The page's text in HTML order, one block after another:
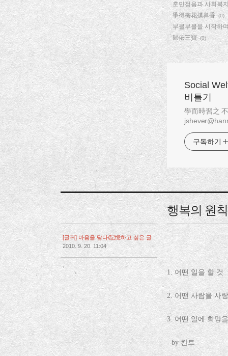
훈민정음과 사회복
爭得梅花撲鼻香 (0)
부블부블을 시작하
歸依三寶 (0)
Social
비틀기
學而時習之
구독하기
[글귀] 마음을 담다/記憶하고 싶은 글
2010. 9. 20. 11:04
,
행복의 원칙
1. 어떤 일을 할 것
2. 어떤 사람을 사
3. 어떤 일에 희망
- by 칸트